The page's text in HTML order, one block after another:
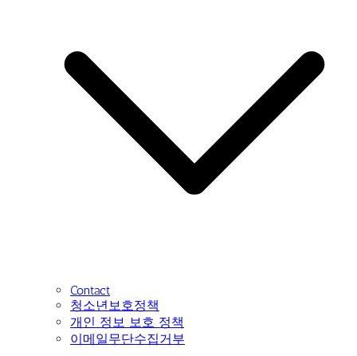
Contact
청소년보호정책
개인 정보 보호 정책
이메일무단수집거부